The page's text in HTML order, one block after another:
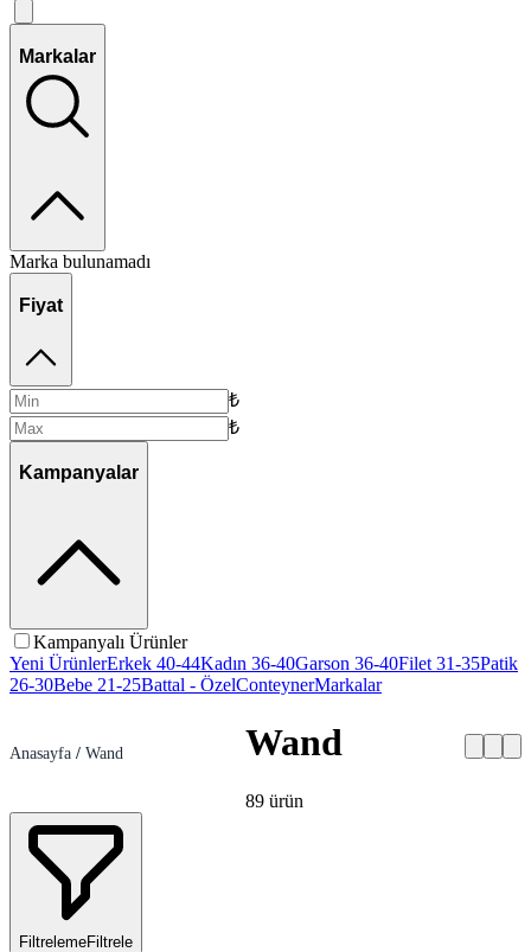
Markalar
Marka bulunamadı
Fiyat
₺
₺
Kampanyalar
Kampanyalı Ürünler
Yeni ÜrünlerErkek 40-44Kadın 36-40Garson 36-40Filet 31-35Patik
26-30Bebe 21-25Battal - ÖzelConteynerMarkalar
Anasayfa / Wand Wand
89 ürün
FiltrelemeFiltrele